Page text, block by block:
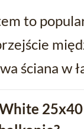
to
ściana w